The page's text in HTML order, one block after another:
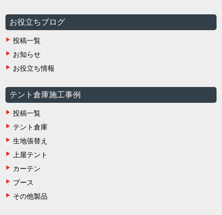
お役立ちブログ
投稿一覧
お知らせ
お役立ち情報
テント倉庫施工事例
投稿一覧
テント倉庫
生地張替え
上屋テント
カーテン
ブース
その他製品